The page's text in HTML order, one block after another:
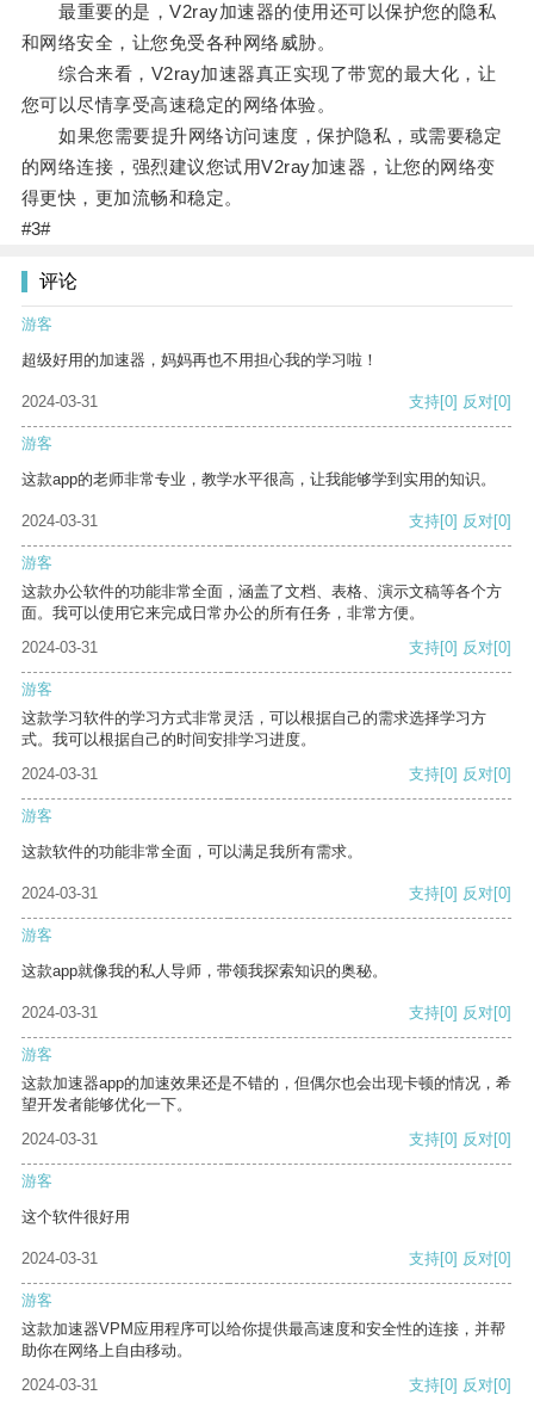
最重要的是，V2ray加速器的使用还可以保护您的隐私
和网络安全，让您免受各种网络威胁。
综合来看，V2ray加速器真正实现了带宽的最大化，让
您可以尽情享受高速稳定的网络体验。
如果您需要提升网络访问速度，保护隐私，或需要稳定
的网络连接，强烈建议您试用V2ray加速器，让您的网络变
得更快，更加流畅和稳定。
#3#
评论
游客
超级好用的加速器，妈妈再也不用担心我的学习啦！
2024-03-31 支持[0] 反对[0]
游客
这款app的老师非常专业，教学水平很高，让我能够学到实用的知识。
2024-03-31 支持[0] 反对[0]
游客
这款办公软件的功能非常全面，涵盖了文档、表格、演示文稿等各个方
面。我可以使用它来完成日常办公的所有任务，非常方便。
2024-03-31
支持[0] 反对[0]
游客
这款学习软件的学习方式非常灵活，可以根据自己的需求选择学习方
式。我可以根据自己的时间安排学习进度。
2024-03-31
支持[0] 反对[0]
游客
这款软件的功能非常全面，可以满足我所有需求。
2024-03-31 支持[0] 反对[0]
游客
这款app就像我的私人导师，带领我探索知识的奥秘。
2024-03-31 支持[0] 反对[0]
游客
这款加速器app的加速效果还是不错的，但偶尔也会出现卡顿的情况，希
望开发者能够优化一下。
2024-03-31
支持[0] 反对[0]
游客
这个软件很好用
2024-03-31 支持[0] 反对[0]
游客
这款加速器VPM应用程序可以给你提供最高速度和安全性的连接，并帮
助你在网络上自由移动。
2024-03-31
支持[0] 反对[0]